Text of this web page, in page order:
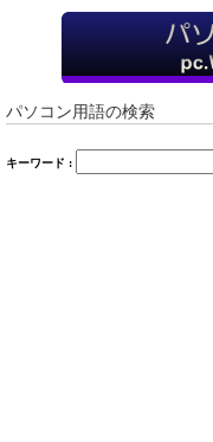
パソコン用語の検索
キーワード :